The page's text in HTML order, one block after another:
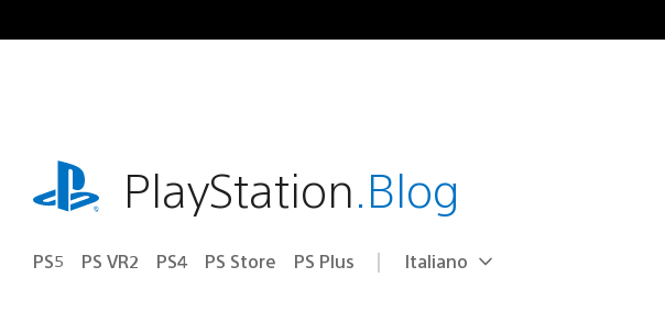
al
playstation.comPlayStation.Blog
PS5 PS VR2 PS4 PS Store PS Plus Seleziona
Regione
Italiano